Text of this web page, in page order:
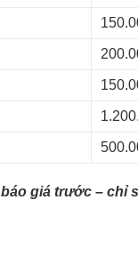
báo giá trước – chỉ